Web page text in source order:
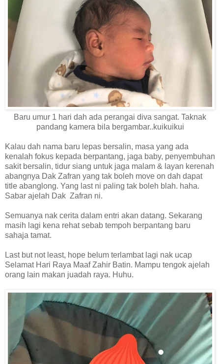
Baru umur 1 hari dah ada perangai diva sangat. Taknak
pandang kamera bila bergambar..kuikuikui
Kalau dah nama baru lepas bersalin, masa yang ada
kenalah fokus kepada berpantang, jaga baby, penyembuhan
sakit bersalin, tidur siang untuk jaga malam & layan kerenah
abangnya Dak Zafran yang tak boleh move on dah dapat
title abanglong. Yang last ni paling tak boleh blah. haha.
Sabar ajelah Dak Zafran ni.
Semuanya nak cerita dalam entri akan datang. Sekarang
masih lagi kena rehat sebab tempoh berpantang baru
sahaja tamat.
Last but not least, hope belum terlambat lagi nak ucap
Selamat Hari Raya Maaf Zahir Batin. Mampu tengok ajelah
orang lain makan juadah raya. Huhu.